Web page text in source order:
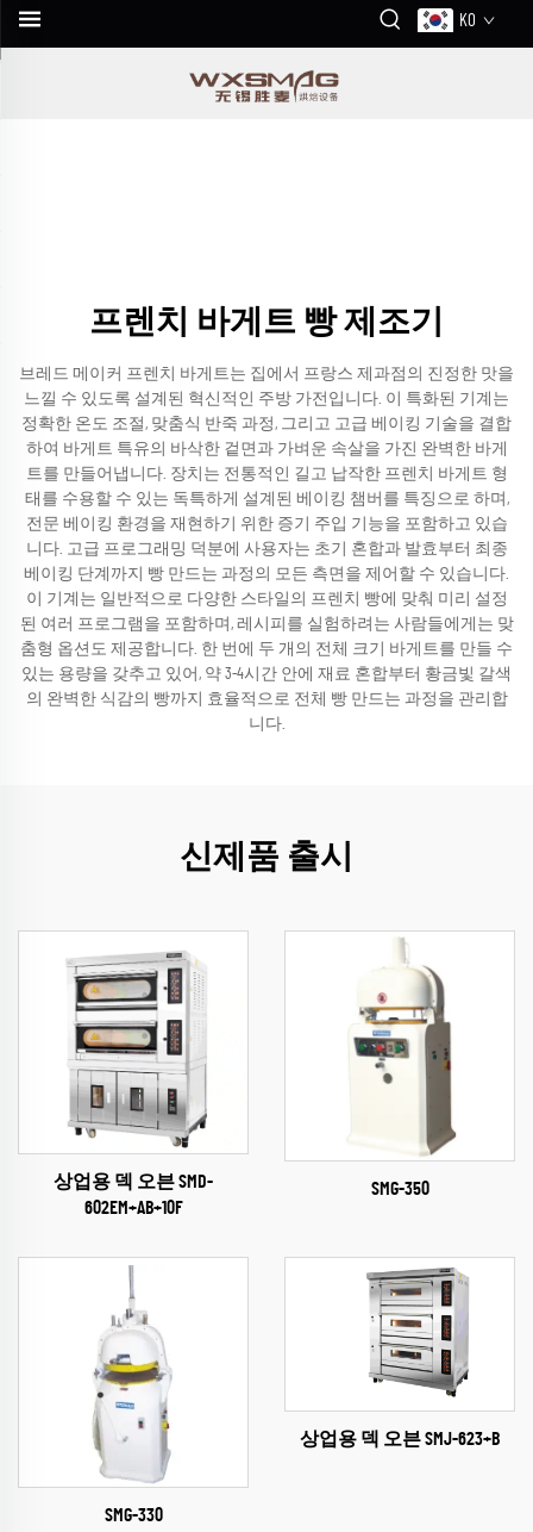
KO
프렌치 바게트 빵 제조기
브레드 메이커 프렌치 바게트는 집에서 프랑스 제과점의 진정한 맛을
느낄 수 있도록 설계된 혁신적인 주방 가전입니다. 이 특화된 기계는
정확한 온도 조절, 맞춤식 반죽 과정, 그리고 고급 베이킹 기술을 결합
하여 바게트 특유의 바삭한 겉면과 가벼운 속살을 가진 완벽한 바게
트를 만들어냅니다. 장치는 전통적인 길고 납작한 프렌치 바게트 형
태를 수용할 수 있는 독특하게 설계된 베이킹 챔버를 특징으로 하며,
전문 베이킹 환경을 재현하기 위한 증기 주입 기능을 포함하고 있습
니다. 고급 프로그래밍 덕분에 사용자는 초기 혼합과 발효부터 최종
베이킹 단계까지 빵 만드는 과정의 모든 측면을 제어할 수 있습니다.
이 기계는 일반적으로 다양한 스타일의 프렌치 빵에 맞춰 미리 설정
된 여러 프로그램을 포함하며, 레시피를 실험하려는 사람들에게는 맞
춤형 옵션도 제공합니다. 한 번에 두 개의 전체 크기 바게트를 만들 수
있는 용량을 갖추고 있어, 약 3-4시간 안에 재료 혼합부터 황금빛 갈색
의 완벽한 식감의 빵까지 효율적으로 전체 빵 만드는 과정을 관리합
니다.
신제품 출시
상업용 덱 오븐 SMD-
602EM+AB+10F
SMG-350
SMG-330
상업용 덱 오븐 SMJ-623+B